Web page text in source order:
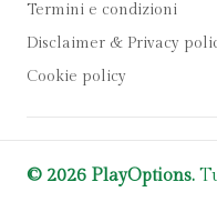
Termini e condizioni
Disclaimer & Privacy
Cookie policy
© 2026 PlayOptions.